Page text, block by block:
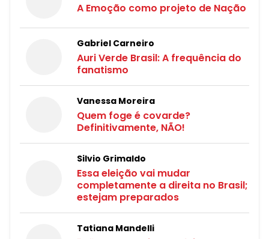
A Emoção como projeto de Nação
Gabriel Carneiro
Auri Verde Brasil: A frequência do
fanatismo
Vanessa Moreira
Quem foge é covarde?
Definitivamente, NÃO!
Silvio Grimaldo
Essa eleição vai mudar
completamente a direita no Brasil;
estejam preparados
Tatiana Mandelli